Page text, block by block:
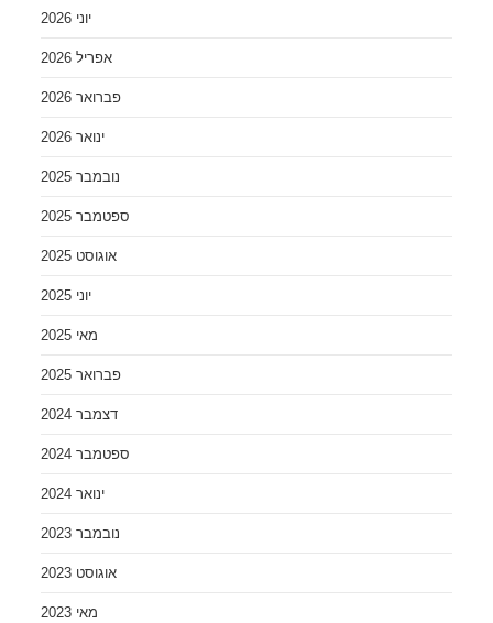
יוני 2026
אפריל 2026
פברואר 2026
ינואר 2026
נובמבר 2025
ספטמבר 2025
אוגוסט 2025
יוני 2025
מאי 2025
פברואר 2025
דצמבר 2024
ספטמבר 2024
ינואר 2024
נובמבר 2023
אוגוסט 2023
מאי 2023